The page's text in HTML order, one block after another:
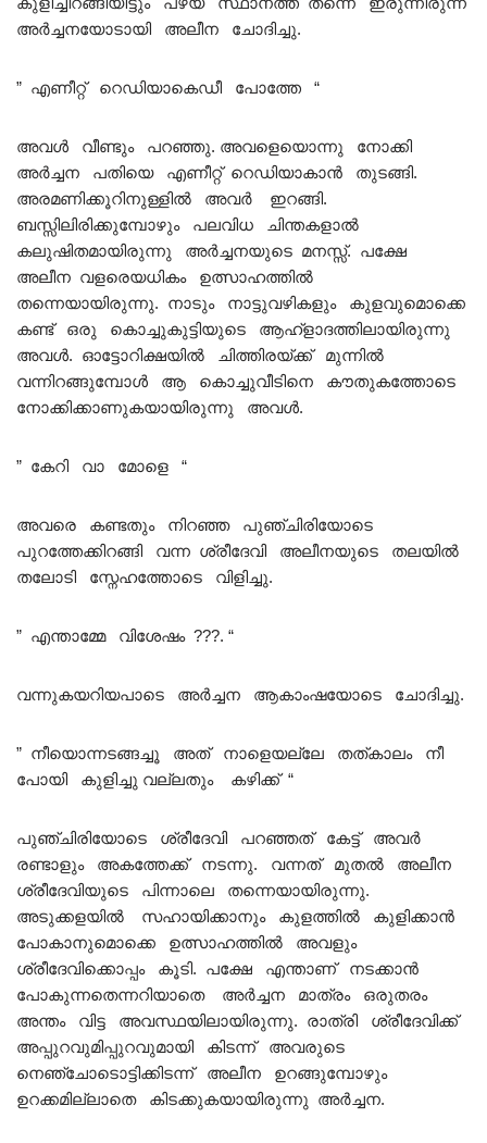
അർച്ചനയോടായി അലീന ചോദിച്ചു.
” എണീറ്റ് റെഡിയാകെഡീ പോത്തേ “
അവൾ വീണ്ടും പറഞ്ഞു. അവളെയൊന്നു നോക്കി
അർച്ചന പതിയെ എണീറ്റ് റെഡിയാകാൻ തുടങ്ങി.
അരമണിക്കൂറിനുള്ളിൽ അവർ ഇറങ്ങി.
ബസ്സിലിരിക്കുമ്പോഴും പലവിധ ചിന്തകളാൽ
കലുഷിതമായിരുന്നു അർച്ചനയുടെ മനസ്സ്. പക്ഷേ
അലീന വളരെയധികം ഉത്സാഹത്തിൽ
തന്നെയായിരുന്നു. നാടും നാട്ടുവഴികളും കുളവുമൊക്കെ
കണ്ട് ഒരു കൊച്ചുകുട്ടിയുടെ ആഹ്ളാദത്തിലായിരുന്നു
അവൾ. ഓട്ടോറിക്ഷയിൽ ചിത്തിരയ്ക്ക് മുന്നിൽ
വന്നിറങ്ങുമ്പോൾ ആ കൊച്ചുവീടിനെ കൗതുകത്തോടെ
നോക്കിക്കാണുകയായിരുന്നു അവൾ.
” കേറി വാ മോളെ “
അവരെ കണ്ടതും നിറഞ്ഞ പുഞ്ചിരിയോടെ
പുറത്തേക്കിറങ്ങി വന്ന ശ്രീദേവി അലീനയുടെ തലയിൽ
തലോടി സ്നേഹത്തോടെ വിളിച്ചു.
” എന്താമ്മേ വിശേഷം ???. “
വന്നുകയറിയപാടെ അർച്ചന ആകാംഷയോടെ ചോദിച്ചു.
” നീയൊന്നടങ്ങച്ചൂ അത് നാളെയല്ലേ തത്കാലം നീ
പോയി കുളിച്ചു വല്ലതും കഴിക്ക് “
പുഞ്ചിരിയോടെ ശ്രീദേവി പറഞ്ഞത് കേട്ട് അവർ
രണ്ടാളും അകത്തേക്ക് നടന്നു. വന്നത് മുതൽ അലീന
ശ്രീദേവിയുടെ പിന്നാലെ തന്നെയായിരുന്നു.
അടുക്കളയിൽ സഹായിക്കാനും കുളത്തിൽ കുളിക്കാൻ
പോകാനുമൊക്കെ ഉത്സാഹത്തിൽ അവളും
ശ്രീദേവിക്കൊപ്പം കൂടി. പക്ഷേ എന്താണ് നടക്കാൻ
പോകുന്നതെന്നറിയാതെ അർച്ചന മാത്രം ഒരുതരം
അന്തം വിട്ട അവസ്ഥയിലായിരുന്നു. രാത്രി ശ്രീദേവിക്ക്
അപ്പുറവുമിപ്പുറവുമായി കിടന്ന് അവരുടെ
നെഞ്ചോടൊട്ടിക്കിടന്ന് അലീന ഉറങ്ങുമ്പോഴും
ഉറക്കമില്ലാതെ കിടക്കുകയായിരുന്നു അർച്ചന.